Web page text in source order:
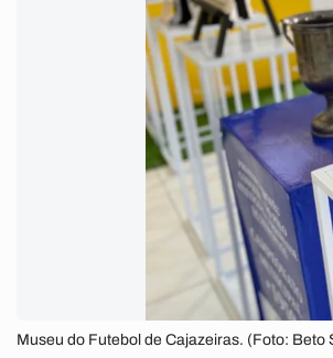
Museu do Futebol de Cajazeiras. (Foto: Beto